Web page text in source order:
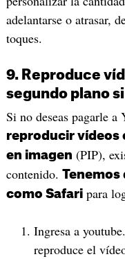
adelantarse o atrasar,
toques.
9. Reproduce
segundo plano
Si no deseas pagarle
reproducir vídeos
en imagen (PIP),
contenido. Tenemos
como Safaripara
Ingresa a
reproduce el